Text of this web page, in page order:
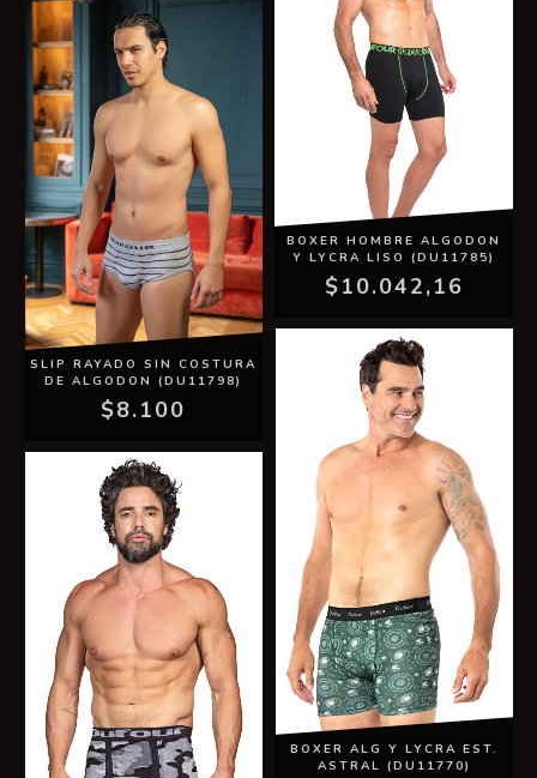
SLIP RAYADO SIN COSTURA
DE ALGODON (DU11798)
$8.100
BOXER HOMBRE ALGODON
Y LYCRA LISO (DU11785)
$10.042,16
BOXER ALG Y LYCRA EST.
ASTRAL (DU11770)